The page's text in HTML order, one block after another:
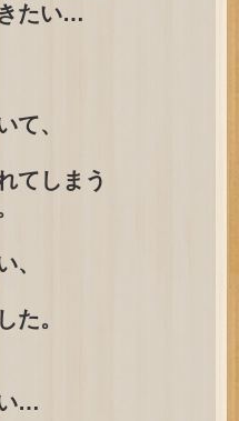
たい…
て、
てしまう
、
た。
…